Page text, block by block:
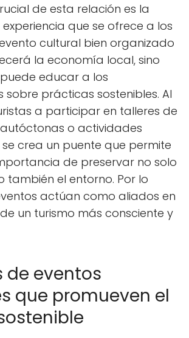
de esta relación es la
que se ofrece a los
cultural bien organizado
la economía local, sino
educar a los
prácticas sostenibles. Al
a participar en talleres de
o actividades
crea un puente que permite
de preservar no solo
también el entorno. Por lo
actúan como aliados en
un turismo más consciente y
de eventos
que promueven el